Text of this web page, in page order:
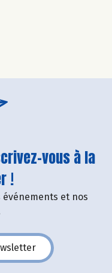
vous à la
!
et nos